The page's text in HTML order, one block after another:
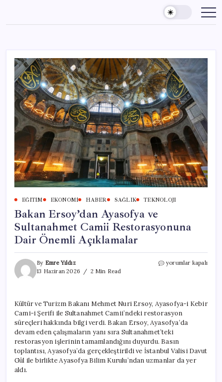
content
EĞITIM EKONOMI HABER SAĞLIK TEKNOLOJI
Bakan Ersoy’dan Ayasofya ve
Sultanahmet Camii Restorasyonuna
Dair Önemli Açıklamalar
By Emre Yıldız
13 Haziran 2026
2 Min Read
Bakan
Camii
Restorasyonuna
Dair
Önemli
için
yorumlar kapalı
Kültür ve Turizm Bakanı Mehmet Nuri Ersoy, Ayasofya-i Kebir
Cami-i Şerifi ile Sultanahmet Camii’ndeki restorasyon
süreçleri hakkında bilgi verdi. Bakan Ersoy, Ayasofya’da
devam eden çalışmaların yanı sıra Sultanahmet’teki
restorasyon işlerinin tamamlandığını duyurdu. Basın
toplantısı, Ayasofya’da gerçekleştirildi ve İstanbul Valisi Davut
Gül ile birlikte Ayasofya Bilim Kurulu’ndan uzmanlar da yer
aldı.